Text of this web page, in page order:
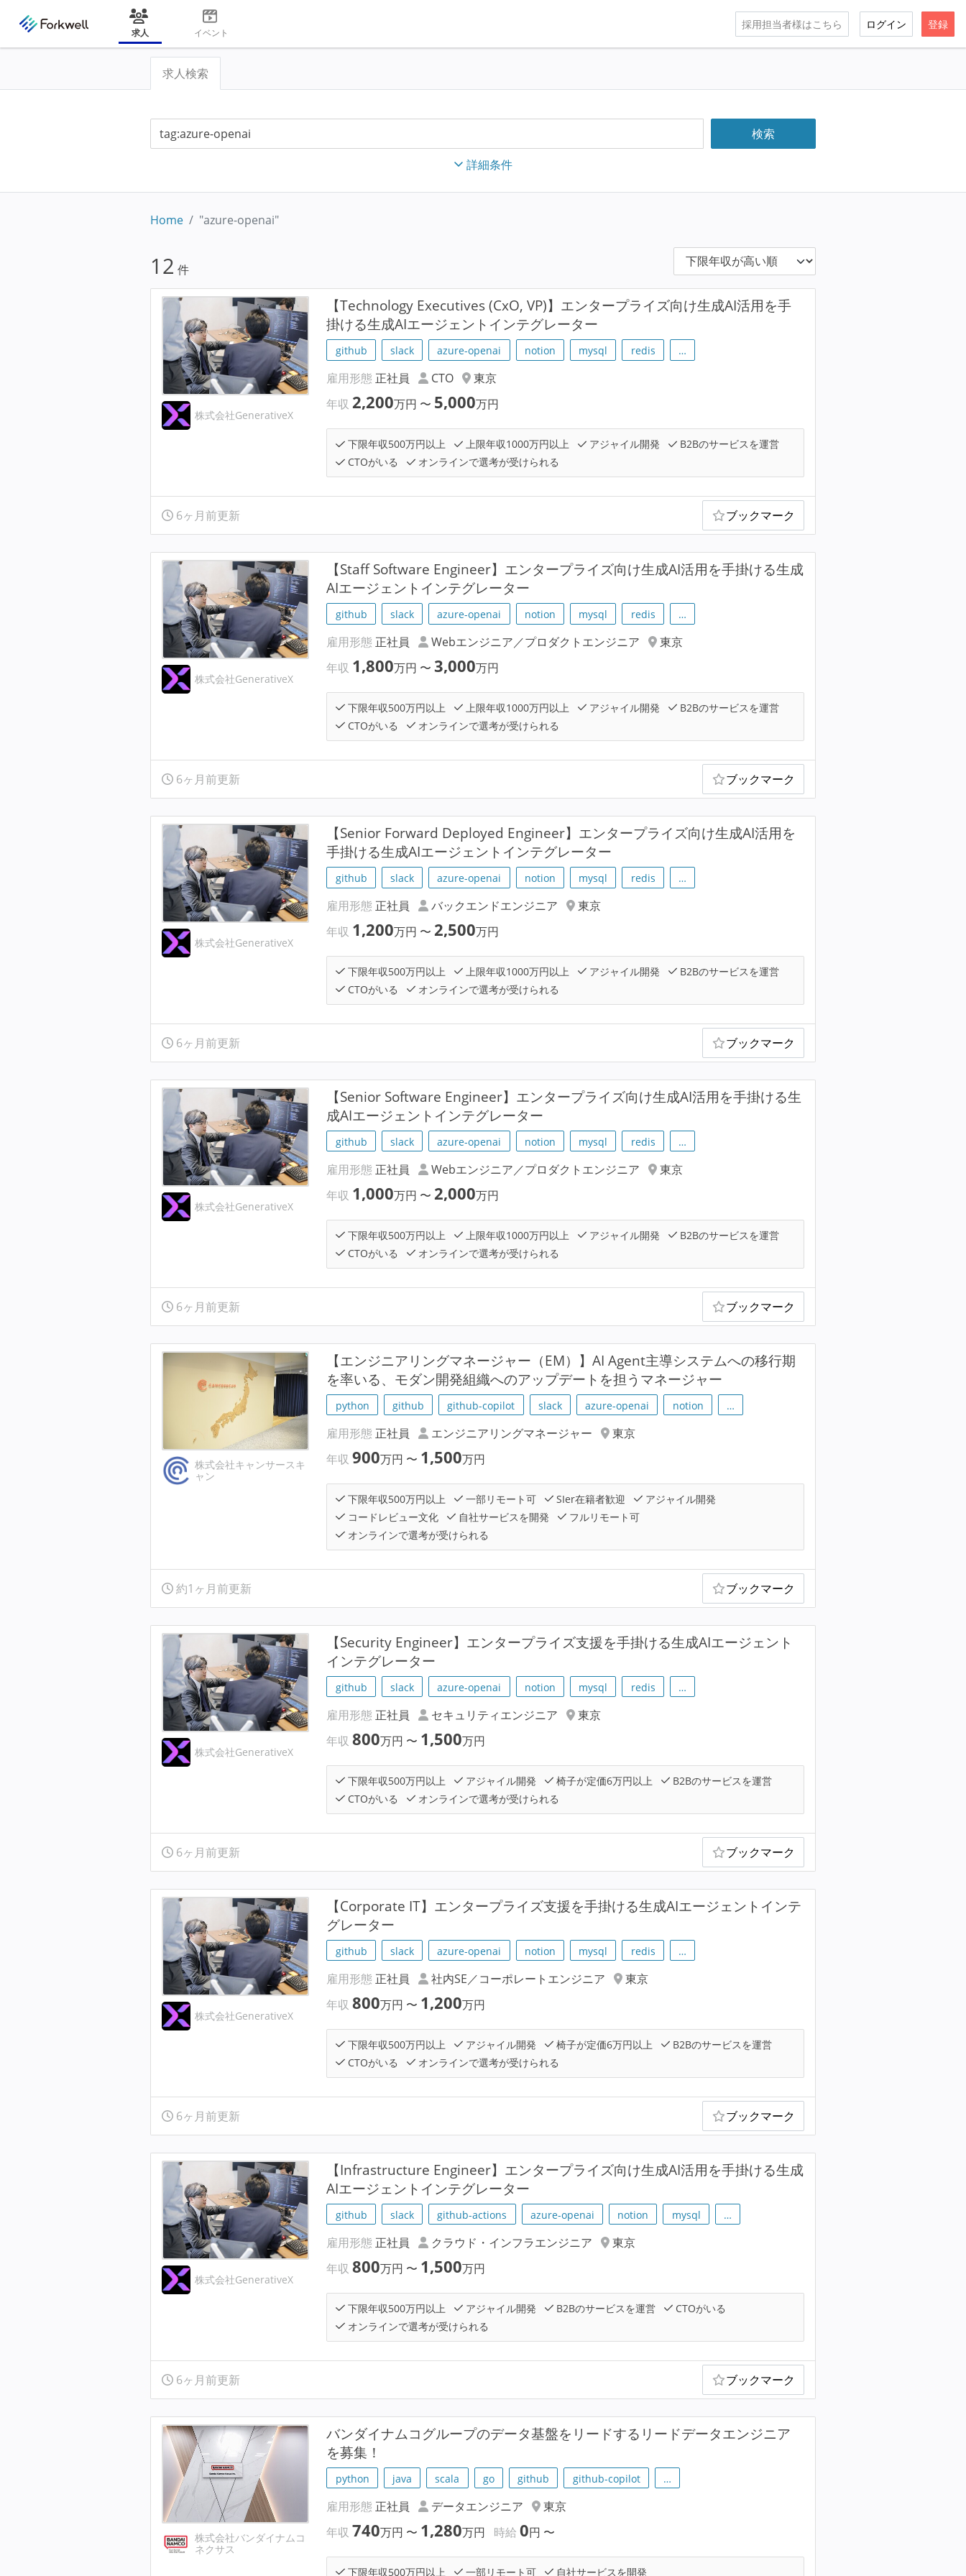
求人 イベント
採用担当者様はこちら ログイン 登録
求人検索
詳細条件
Home "azure-openai"
12 件
株式会社GenerativeX
【Technology Executives (CxO, VP)】エンタープライズ向け生成AI活用を手
掛ける生成AIエージェントインテグレーター
github slack azure-openai notion mysql redis …
雇用形態 正社員 CTO
東京
年収2,200万円 〜 5,000万円
下限年収500万円以上 上限年収1000万円以上 アジャイル開発
B2Bのサービスを運営
CTOがいる
オンラインで選考が受けられる
6ヶ月前更新 ブックマーク
株式会社GenerativeX
【Staff Software Engineer】エンタープライズ向け生成AI活用を手掛ける生成
AIエージェントインテグレーター
github slack azure-openai notion mysql redis …
雇用形態 正社員 Webエンジニア／プロダクトエンジニア
東京
年収 1,800万円 〜3,000万円
下限年収500万円以上 上限年収1000万円以上 アジャイル開発
B2Bのサービスを運営
CTOがいる
オンラインで選考が受けられる
6ヶ月前更新 ブックマーク
株式会社GenerativeX
【Senior Forward Deployed Engineer】エンタープライズ向け生成AI活用を
手掛ける生成AIエージェントインテグレーター
github slack azure-openai notion mysql redis …
雇用形態 正社員 バックエンドエンジニア
東京
年収 1,200万円 〜2,500万円
下限年収500万円以上 上限年収1000万円以上 アジャイル開発
B2Bのサービスを運営
CTOがいる
オンラインで選考が受けられる
6ヶ月前更新 ブックマーク
株式会社GenerativeX
【Senior Software Engineer】エンタープライズ向け生成AI活用を手掛ける生
成AIエージェントインテグレーター
github slack azure-openai notion mysql redis …
雇用形態 正社員 Webエンジニア／プロダクトエンジニア
東京
年収 1,000万円 〜2,000万円
下限年収500万円以上 上限年収1000万円以上 アジャイル開発
B2Bのサービスを運営
CTOがいる
オンラインで選考が受けられる
6ヶ月前更新 ブックマーク
株式会社キャンサースキ
ャン
【エンジニアリングマネージャー（EM）】AI Agent主導システムへの移行期
を率いる、モダン開発組織へのアップデートを担うマネージャー
python github github-copilot slack azure-openai notion …
雇用形態 正社員 エンジニアリングマネージャー
東京
年収900万円 〜 1,500万円
下限年収500万円以上 一部リモート可 SIer在籍者歓迎
アジャイル開発
コードレビュー文化
自社サービスを開発
フルリモート可
オンラインで選考が受けられる
約1ヶ月前更新 ブックマーク
株式会社GenerativeX
【Security Engineer】エンタープライズ支援を手掛ける生成AIエージェント
インテグレーター
github slack azure-openai notion mysql redis …
雇用形態 正社員 セキュリティエンジニア
東京
年収800万円 〜 1,500万円
下限年収500万円以上 アジャイル開発 椅子が定価6万円以上
B2Bのサービスを運営
CTOがいる
オンラインで選考が受けられる
6ヶ月前更新 ブックマーク
株式会社GenerativeX
【Corporate IT】エンタープライズ支援を手掛ける生成AIエージェントインテ
グレーター
github slack azure-openai notion mysql redis …
雇用形態 正社員 社内SE／コーポレートエンジニア
東京
年収800万円 〜 1,200万円
下限年収500万円以上 アジャイル開発 椅子が定価6万円以上
B2Bのサービスを運営
CTOがいる
オンラインで選考が受けられる
6ヶ月前更新 ブックマーク
株式会社GenerativeX
【Infrastructure Engineer】エンタープライズ向け生成AI活用を手掛ける生成
AIエージェントインテグレーター
github slack github-actions azure-openai notion mysql …
雇用形態 正社員 クラウド・インフラエンジニア
東京
年収800万円 〜 1,500万円
下限年収500万円以上 アジャイル開発 B2Bのサービスを運営
CTOがいる
オンラインで選考が受けられる
6ヶ月前更新 ブックマーク
株式会社バンダイナムコ
ネクサス
バンダイナムコグループのデータ基盤をリードするリードデータエンジニア
を募集！
python java scala go github github-copilot …
雇用形態 正社員 データエンジニア
東京
年収740万円 〜 1,280万円 時給0円 〜
下限年収500万円以上 一部リモート可 自社サービスを開発